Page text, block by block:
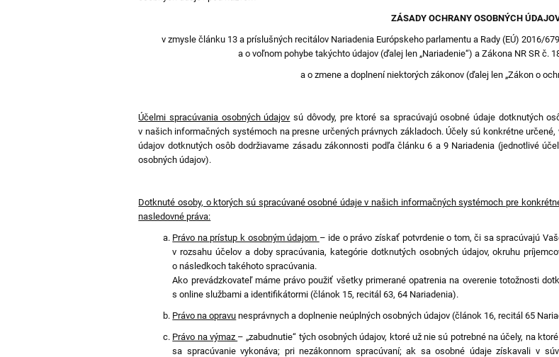
ZÁSADY OCHRANY OSOBNÝCH
v zmysle článku 13 a príslušných recitálov Nariadenia Európskeho parlamentu a Rady (EÚ) 2016/
a o voľnom pohybe takýchto údajov (ďalej len „Nariadenie“) a Zákona NR SR č.
a o zmene a doplnení niektorých zákonov (ďalej len „Zákon o
Účelmi spracúvania osobných údajov sú dôvody, pre ktoré sa spracúvajú osobné údaje dotknutých
v našich informačných systémoch na presne určených právnych základoch. Účely sú konkrétne
údajov dotknutých osôb dodržiavame zásadu zákonnosti podľa článku 6 a 9 Nariadenia (jednotlivé
osobných údajov).
Dotknuté osoby, o ktorých sú spracúvané osobné údaje v našich informačných systémoch pre
nasledovné práva:
Právo na prístup k osobným údajom – ide o právo získať potvrdenie o tom, či sa spracúvajú
v rozsahu účelov a doby spracúvania, kategórie dotknutých osobných údajov, okruhu
o následkoch takéhoto spracúvania.
Ako prevádzkovateľ máme právo použiť všetky primerané opatrenia na overenie totožnosti
s online službami a identifikátormi (článok 15, recitál 63, 64 Nariadenia).
Právo na opravu nesprávnych a doplnenie neúplných osobných údajov (článok 16, recitál 65
Právo na výmaz – „zabudnutie“ tých osobných údajov, ktoré už nie sú potrebné na účely, na
sa spracúvanie vykonáva; pri nezákonnom spracúvaní; ak sa osobné údaje získavali v